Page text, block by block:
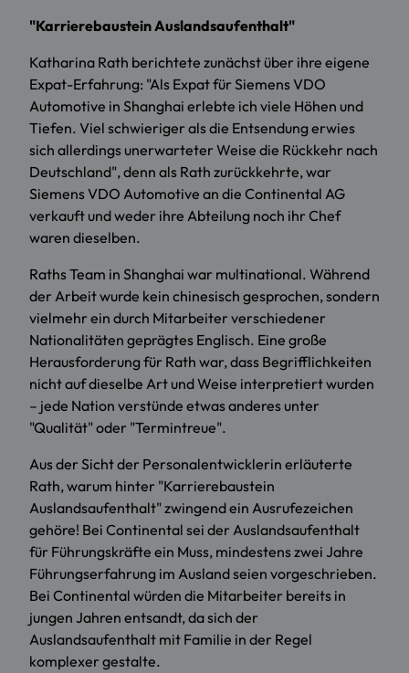
"Karrierebaustein Auslandsaufenthalt"
Katharina Rath berichtete zunächst über ihre eigene
Expat-Erfahrung: "Als Expat für Siemens VDO
Automotive in Shanghai erlebte ich viele Höhen und
Tiefen. Viel schwieriger als die Entsendung erwies
sich allerdings unerwarteter Weise die Rückkehr nach
Deutschland", denn als Rath zurückkehrte, war
Siemens VDO Automotive an die Continental AG
verkauft und weder ihre Abteilung noch ihr Chef
waren dieselben.
Raths Team in Shanghai war multinational. Während
der Arbeit wurde kein chinesisch gesprochen, sondern
vielmehr ein durch Mitarbeiter verschiedener
Nationalitäten geprägtes Englisch. Eine große
Herausforderung für Rath war, dass Begrifflichkeiten
nicht auf dieselbe Art und Weise interpretiert wurden
– jede Nation verstünde etwas anderes unter
"Qualität" oder "Termintreue".
Aus der Sicht der Personalentwicklerin erläuterte
Rath, warum hinter "Karrierebaustein
Auslandsaufenthalt" zwingend ein Ausrufezeichen
gehöre! Bei Continental sei der Auslandsaufenthalt
für Führungskräfte ein Muss, mindestens zwei Jahre
Führungserfahrung im Ausland seien vorgeschrieben.
Bei Continental würden die Mitarbeiter bereits in
jungen Jahren entsandt, da sich der
Auslandsaufenthalt mit Familie in der Regel
komplexer gestalte.